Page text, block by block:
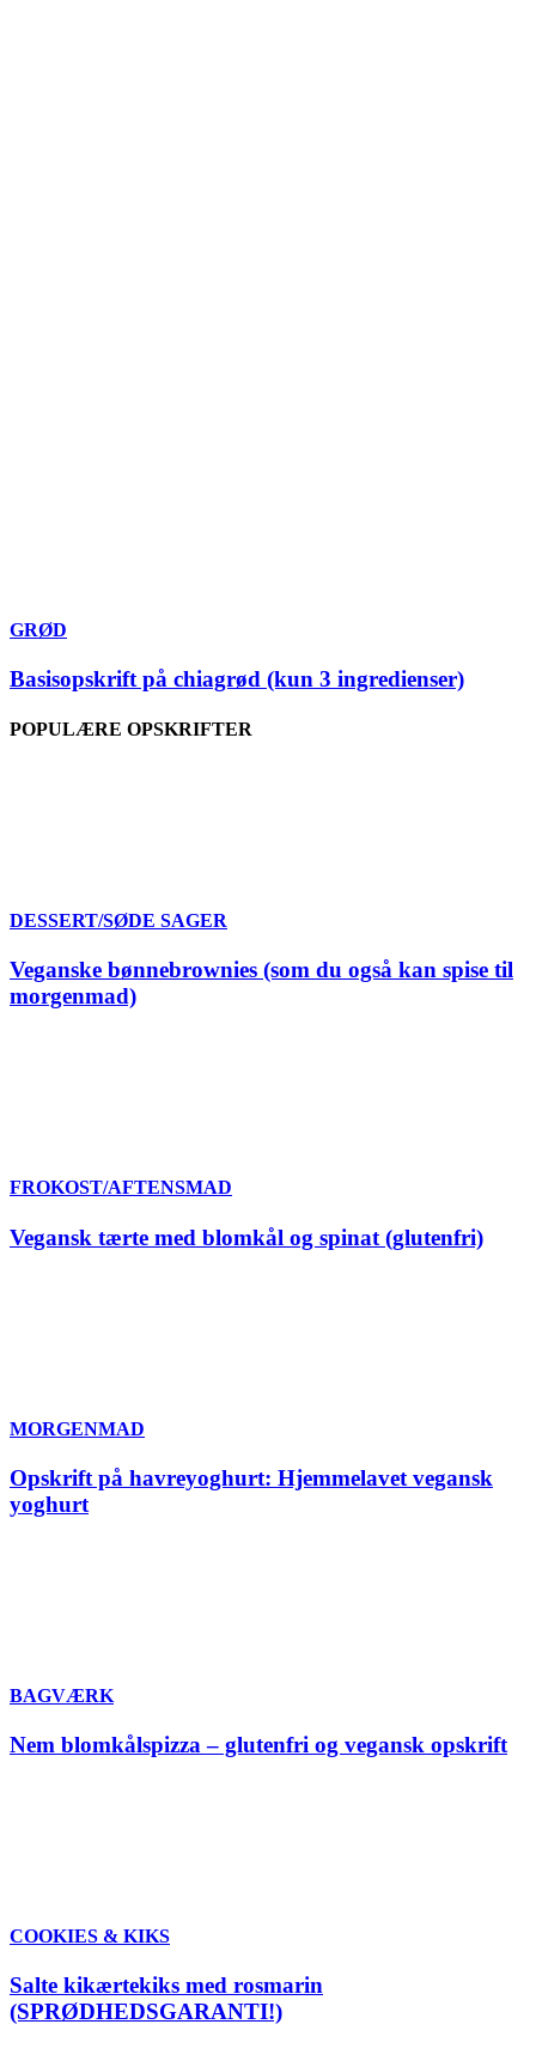
GRØD
Basisopskrift på chiagrød (kun 3 ingredienser)
POPULÆRE OPSKRIFTER
DESSERT/SØDE SAGER
Veganske bønnebrownies (som du også kan spise til
morgenmad)
FROKOST/AFTENSMAD
Vegansk tærte med blomkål og spinat (glutenfri)
MORGENMAD
Opskrift på havreyoghurt: Hjemmelavet vegansk
yoghurt
BAGVÆRK
Nem blomkålspizza – glutenfri og vegansk opskrift
COOKIES & KIKS
Salte kikærtekiks med rosmarin
(SPRØDHEDSGARANTI!)